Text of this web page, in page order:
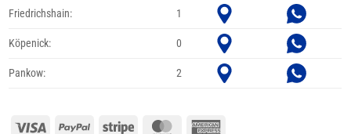
Friedrichshain: 1
Köpenick: 0
Pankow: 2
Visa PayPal Stripe MasterCard